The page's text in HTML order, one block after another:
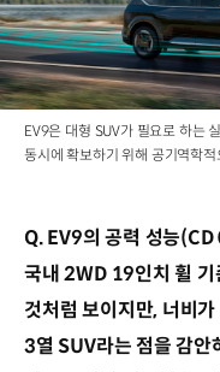
EV9은 대형 SUV가 필요로 하는
동시에 확보하기 위해 공기역학
Q. EV9의 공력 성능
국내 2WD 19인치 휠 기
것처럼 보이지만, 너비
3열 SUV라는 점을 감안